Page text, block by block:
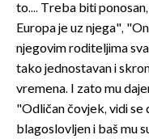
to.... Treba biti
Europa je uz njega",
njegovim roditeljima
tako jednostavan i
vremena. I zato mu
"Odličan čovjek, vidi se
blagoslovljen i baš mu